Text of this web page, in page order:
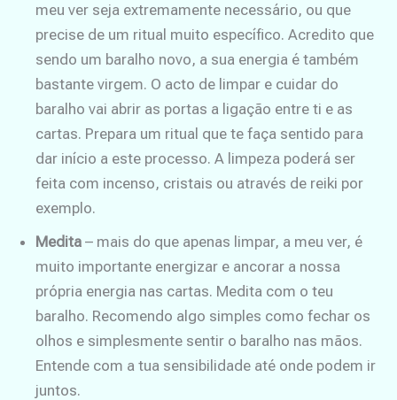
meu ver seja extremamente necessário, ou que
precise de um ritual muito específico. Acredito que
sendo um baralho novo, a sua energia é também
bastante virgem. O acto de limpar e cuidar do
baralho vai abrir as portas a ligação entre ti e as
cartas. Prepara um ritual que te faça sentido para
dar início a este processo. A limpeza poderá ser
feita com incenso, cristais ou através de reiki por
exemplo.
Medita – mais do que apenas limpar, a meu ver, é
muito importante energizar e ancorar a nossa
própria energia nas cartas. Medita com o teu
baralho. Recomendo algo simples como fechar os
olhos e simplesmente sentir o baralho nas mãos.
Entende com a tua sensibilidade até onde podem ir
juntos.